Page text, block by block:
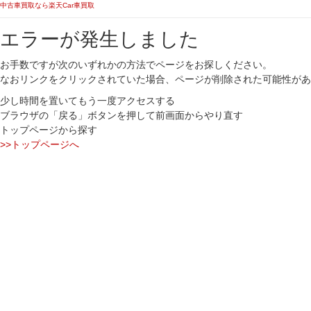
中古車買取なら楽天Car車買取
エラーが発生しました
お手数ですが次のいずれかの方法でページをお探しください。
なおリンクをクリックされていた場合、ページが削除された可能性が
少し時間を置いてもう一度アクセスする
ブラウザの「戻る」ボタンを押して前画面からやり直す
トップページから探す
>>トップページへ